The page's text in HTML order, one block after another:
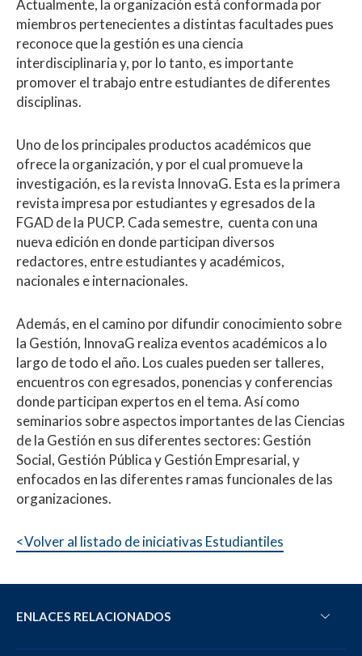
Actualmente, la organización está conformada por
miembros pertenecientes a distintas facultades pues
reconoce que la gestión es una ciencia
interdisciplinaria y, por lo tanto, es importante
promover el trabajo entre estudiantes de diferentes
disciplinas.
Uno de los principales productos académicos que
ofrece la organización, y por el cual promueve la
investigación, es la revista InnovaG. Esta es la primera
revista impresa por estudiantes y egresados de la
FGAD de la PUCP. Cada semestre, cuenta con una
nueva edición en donde participan diversos
redactores, entre estudiantes y académicos,
nacionales e internacionales.
Además, en el camino por difundir conocimiento sobre
la Gestión, InnovaG realiza eventos académicos a lo
largo de todo el año. Los cuales pueden ser talleres,
encuentros con egresados, ponencias y conferencias
donde participan expertos en el tema. Así como
seminarios sobre aspectos importantes de las Ciencias
de la Gestión en sus diferentes sectores: Gestión
Social, Gestión Pública y Gestión Empresarial, y
enfocados en las diferentes ramas funcionales de las
organizaciones.
<Volver al listado de iniciativas Estudiantiles
ENLACES RELACIONADOS